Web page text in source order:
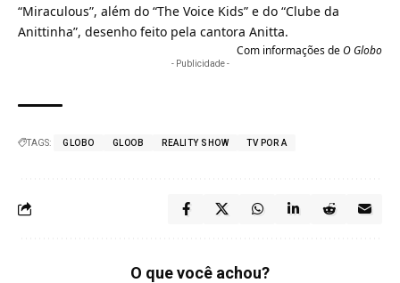
“Miraculous”, além do “The Voice Kids” e do “Clube da
Anittinha”, desenho feito pela cantora Anitta.
Com informações deO Globo
- Publicidade -
TAGS: GLOBO GLOOB REALITY SHOW TV POR A
O que você achou?